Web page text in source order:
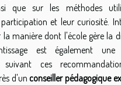
que sur les méthodes
et leur curiosité.
la manière dont l'école gère la
est également une
suivant ces
d'unconseiller pédagogique